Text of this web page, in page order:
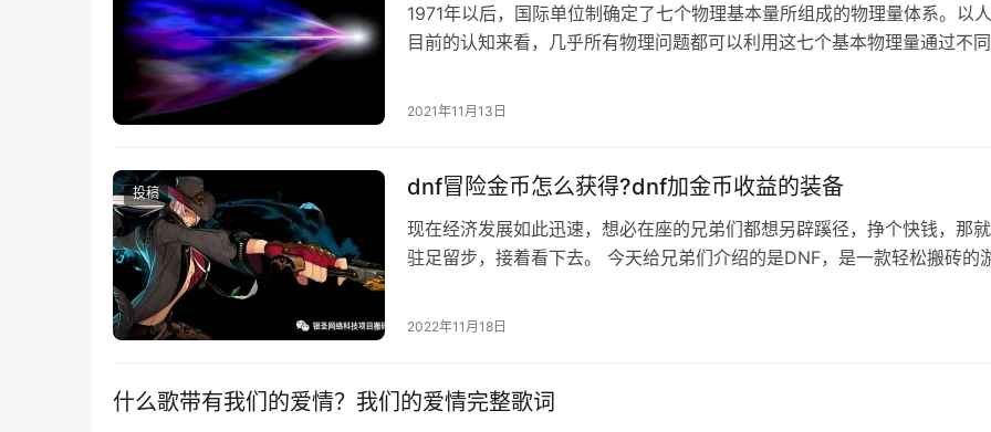
1971年以后，国际单位制确定了七个物理基本量所组成的物理量体系。以
目前的认知来看，几乎所有物理问题都可以利用这七个基本物理量通过不
2021年11月13日
投稿 dnf冒险金币怎么获得?dnf加金币收益的装备
现在经济发展如此迅速，想必在座的兄弟们都想另辟蹊径，挣个快钱，那
驻足留步，接着看下去。 今天给兄弟们介绍的是DNF，是一款轻松搬砖的
2022年11月18日
什么歌带有我们的爱情？我们的爱情完整歌词